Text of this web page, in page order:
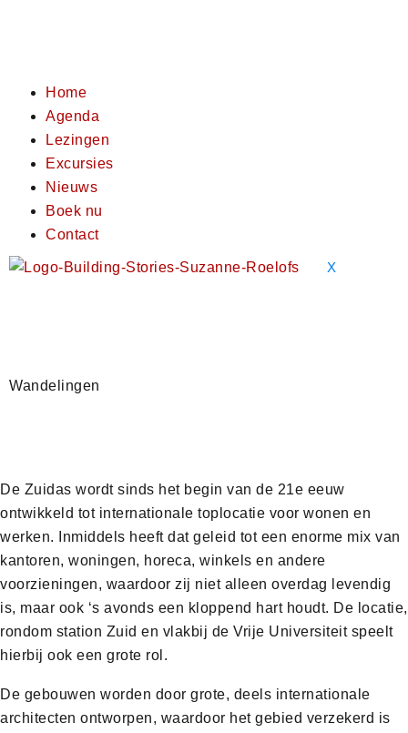
Home
Agenda
Lezingen
Excursies
Nieuws
Boek nu
Contact
X
Wandelingen
De Zuidas wordt sinds het begin van de 21e eeuw
ontwikkeld tot internationale toplocatie voor wonen en
werken. Inmiddels heeft dat geleid tot een enorme mix van
kantoren, woningen, horeca, winkels en andere
voorzieningen, waardoor zij niet alleen overdag levendig
is, maar ook ‘s avonds een kloppend hart houdt. De locatie,
rondom station Zuid en vlakbij de Vrije Universiteit speelt
hierbij ook een grote rol.
De gebouwen worden door grote, deels internationale
architecten ontworpen, waardoor het gebied verzekerd is